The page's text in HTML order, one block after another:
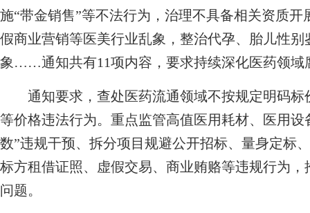
施“带金销售”等不法行为，治理不具备相关资质
假商业营销等医美行业乱象，整治代孕、胎儿性
象……通知共有11项内容，要求持续深化医药领域
通知要求，查处医药流通领域不按规定明码标
等价格违法行为。重点监管高值医用耗材、医用
数”违规干预、拆分项目规避公开招标、量身定标
标方租借证照、虚假交易、商业贿赂等违规行为
问题。